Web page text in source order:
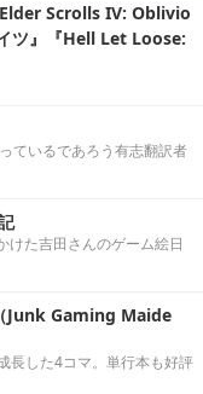
Scrolls IV: Oblivio
ツ』『Hell Let Loose:
ているであろう有志翻訳者
けた吉田さんのゲーム絵日
Junk Gaming Maide
長した4コマ。単行本も好評